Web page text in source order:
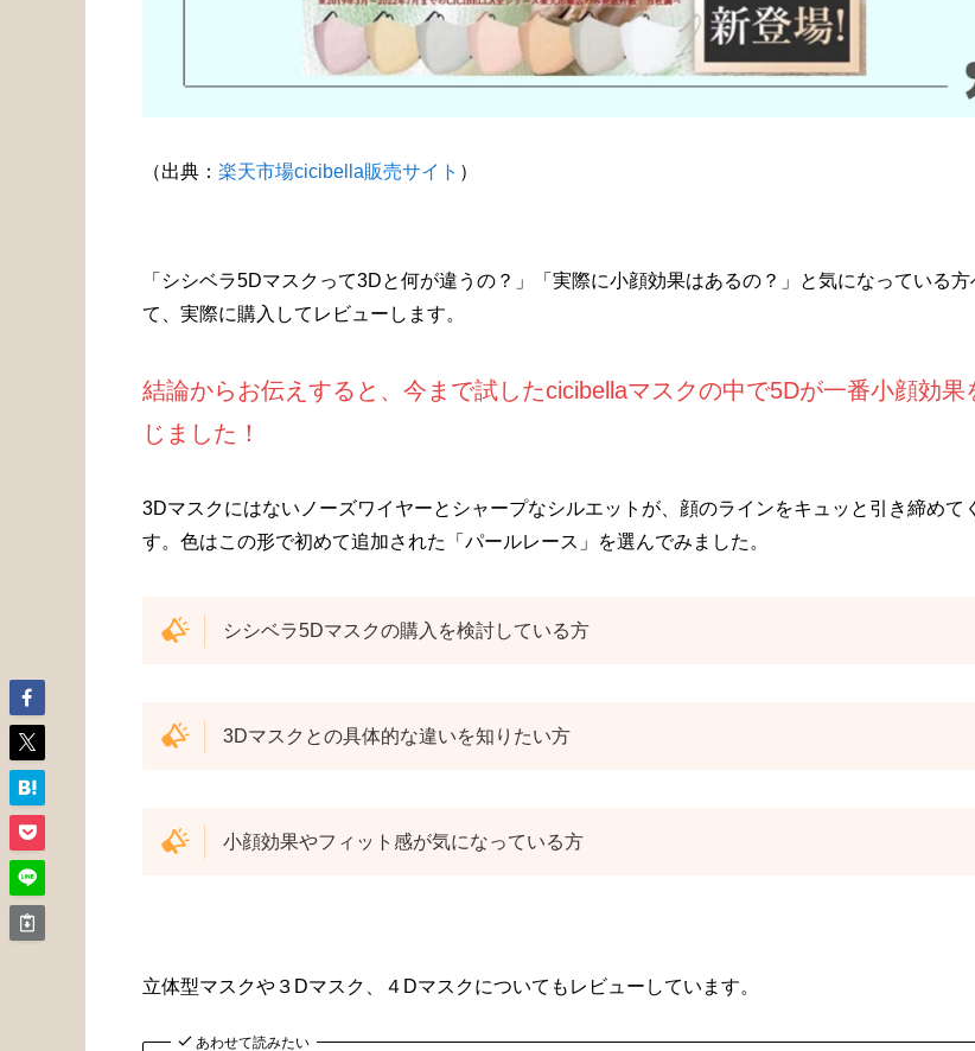
（出典： 楽天市場cicibella販売サイト ）
「シシベラ5Dマスクって3Dと何が違うの？」「実際に小顔効果はあるの？」と気になっている方
て、実際に購入してレビューします。
結論からお伝えすると、今まで試したcicibellaマスクの中で5Dが一番小顔効果
じました！
3Dマスクにはないノーズワイヤーとシャープなシルエットが、顔のラインをキュッと引き締めて
す。色はこの形で初めて追加された「パールレース」を選んでみました。
シシベラ5Dマスクの購入を検討している方
3Dマスクとの具体的な違いを知りたい方
小顔効果やフィット感が気になっている方
立体型マスクや３Dマスク、４Dマスクについてもレビューしています。
あわせて読みたい